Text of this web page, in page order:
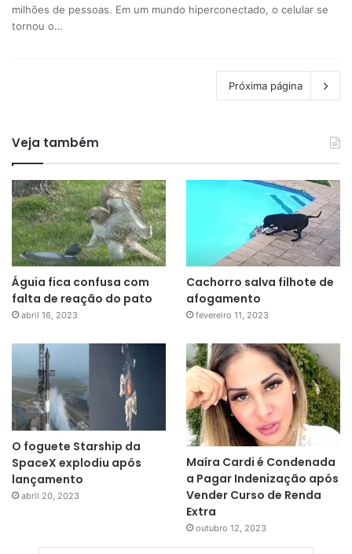
milhões de pessoas. Em um mundo hiperconectado, o celular se
tornou o…
Próxima página
Veja também
Águia fica confusa com
falta de reação do pato
abril 16, 2023
Cachorro salva filhote de
afogamento
fevereiro 11, 2023
O foguete Starship da
SpaceX explodiu após
lançamento
abril 20, 2023
Maíra Cardi é Condenada
a Pagar Indenização após
Vender Curso de Renda
Extra
outubro 12, 2023